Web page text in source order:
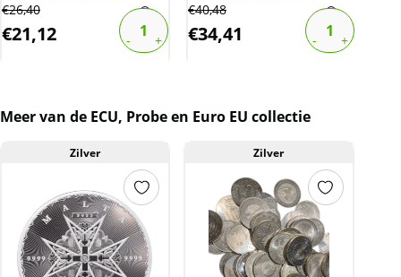
€26,40
€21,12
€40,48
€34,41
Meer van de ECU, Probe en Euro EU collectie
Zilver Zilver